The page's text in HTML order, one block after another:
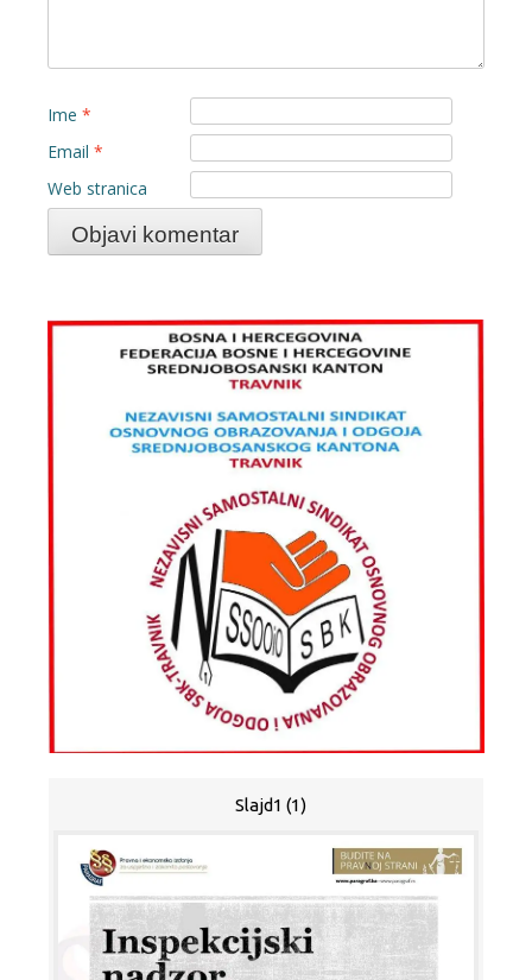
Ime *
Email *
Web stranica
Slajd1 (1)